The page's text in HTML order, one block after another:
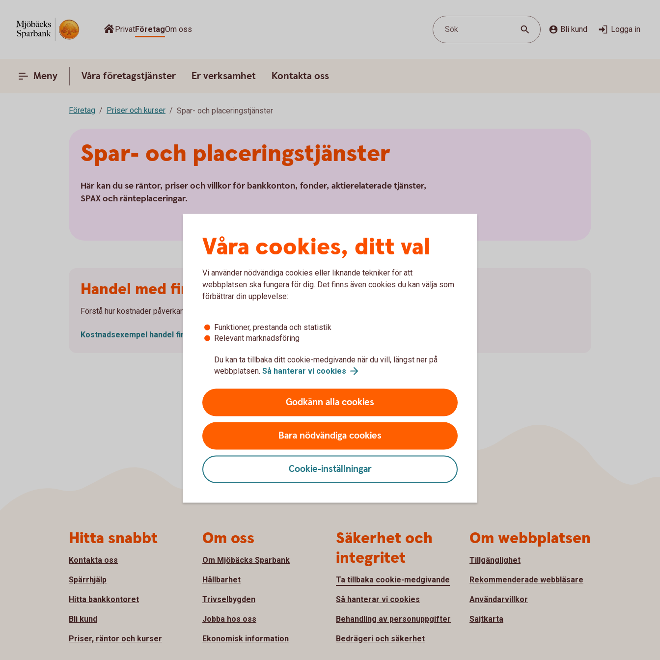
PrivatFöretagOm oss Sök Bli kund Logga in
Meny Våra företagstjänster Er verksamhet Kontakta oss
Företag Priser och kurser Spar- och placeringstjänster
Spar- och placeringstjänster
Här kan du se räntor, priser och villkor för bankkonton, fonder, aktierelaterade tjänster,
SPAX och ränteplaceringar.
Handel med finansiella instrument
Förstå hur kostnader påverkar din investering.
Kostnadsexempel handel finansiellainstrument
Våra cookies, ditt val
Vi använder nödvändiga cookies eller liknande tekniker för att
webbplatsen ska fungera för dig. Det finns även cookies du kan välja som
förbättrar din upplevelse:
Funktioner, prestanda och statistik
Relevant marknadsföring
Du kan ta tillbaka ditt cookie-medgivande när du vill, längst ner på
webbplatsen. Så hanterar vi cookies
Godkänn alla cookies
Bara nödvändiga cookies
Cookie-inställningar
Hitta snabbt
Kontakta oss
Spärrhjälp
Hitta bankkontoret
Bli kund
Priser, räntor och kurser
Om oss
Om Mjöbäcks Sparbank
Hållbarhet
Trivselbygden
Jobba hos oss
Ekonomisk information
Säkerhet och
integritet
Ta tillbaka cookie-medgivande
Så hanterar vi cookies
Behandling av personuppgifter
Bedrägeri och säkerhet
Om webbplatsen
Tillgänglighet
Rekommenderade webbläsare
Användarvillkor
Sajtkarta